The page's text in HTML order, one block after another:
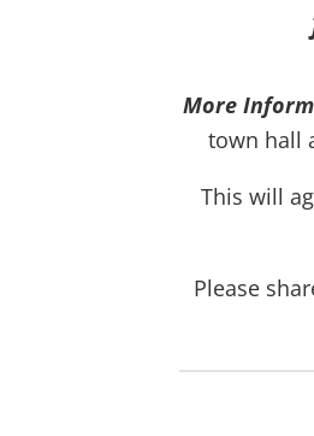
More
town hall
This will
Please